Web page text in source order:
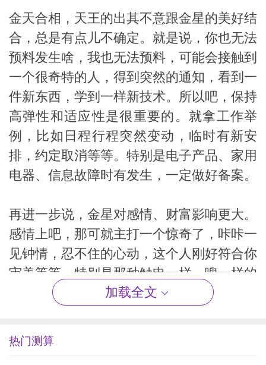
金天合相，天王的出其不意跟金星的美好结
合，总是有点儿不确定。就是说，你也无法
预料发生啥，我也无法预料，可能会接触到
一个很奇特的人，得到突然的通知，看到一
件新东西，学到一样新技术。所以吧，保持
高弹性和适应性是很重要的。就拿工作举
例，比如日程行程突然变动，临时有新安
排，约定取消等等。特别是电子产品、家用
电器、信息故障时有发生，一定做好备案。
再进一步说，金星对感情、财富影响更大。
感情上吧，那可就主打一个惊奇了，咔咔一
见钟情，忍不住的心动，这个人刚好符合你
审美等等。特别是那种触电一样，嗖一样的
感觉，猝不及防！再加上金星的位置比较开
能释放出个性魅力和优势，吸引到各种不同
加载全文
热门测算